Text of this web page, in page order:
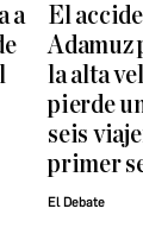
a
El
Adamuz
la alta
pierde
seis
primer
El Debate